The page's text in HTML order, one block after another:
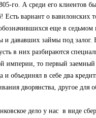
го. А среди его клиентов
Есть вариант о вавилонских
еще в седьмом
и дававших займы под залог.
в них разбираются
империи, то первый
и объединял в себе два
дворянства, другое для
дело у нас в виде